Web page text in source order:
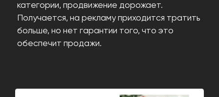
категории, продвижение дорожает.
Получается, на рекламу приходится тратить
больше, но нет гарантии того, что это
обеспечит продажи.